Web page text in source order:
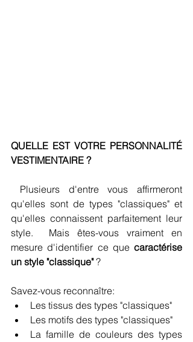
QUELLE EST VOTRE PERSONNALITÉ
VESTIMENTAIRE ?
qu'elles sont de types "classiques" et
qu'elles connaissent parfaitement leur
style.  Mais êtes-vous vraiment en
mesure d'identifier ce que caractérise
un style "classique" ?
Savez-vous reconnaître:
Les tissus des types "classiques"
Les motifs des types "classiques"
La famille de couleurs des types